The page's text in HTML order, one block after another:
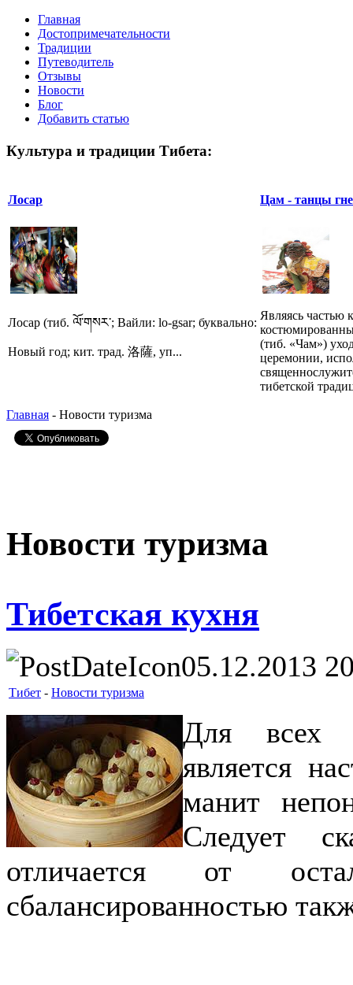
Главная
Достопримечательности
Традиции
Путеводитель
Отзывы
Новости
Блог
Добавить статью
Культура и традиции Тибета:
Лосар
Лосар (тиб. ལོ་གསར་; Вайли: lo-gsar; буквально:
Новый год; кит. трад. 洛薩, уп...
Цам - танцы
Являясь частью
(тиб. «Чам»)
церемонии,
тибетской
Главная - Новости туризма
Новости туризма
Тибетская кухня
05.12.2013
Тибет - Новости туризма
Для всех
является
манит
Следует
отличается от
сбалансированностью